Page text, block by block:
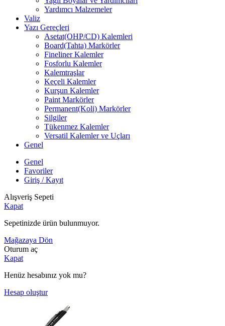
Yardımcı Malzemeler
Valiz
Yazı Gereçleri
Asetat(OHP/CD) Kalemleri
Board(Tahta) Markörler
Fineliner Kalemler
Fosforlu Kalemler
Kalemtraşlar
Keçeli Kalemler
Kurşun Kalemler
Paint Markörler
Permanent(Koli) Markörler
Silgiler
Tükenmez Kalemler
Versatil Kalemler ve Uçları
Genel
Genel
Favoriler
Giriş / Kayıt
Alışveriş Sepeti
Kapat
Sepetinizde ürün bulunmuyor.
Mağazaya Dön
Oturum aç
Kapat
Henüz hesabınız yok mu?
Hesap oluştur